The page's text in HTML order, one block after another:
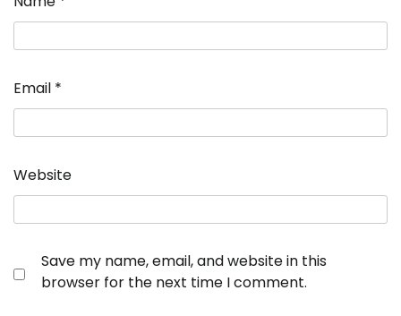
Email *
Website
Save my name, email, and website in this
browser for the next time I comment.